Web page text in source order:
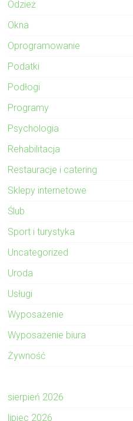
Odzież
Okna
Oprogramowanie
Podatki
Podłogi
Programy
Psychologia
Rehabilitacja
Restauracje i catering
Sklepy internetowe
Ślub
Sport i turystyka
Uncategorized
Uroda
Usługi
Wyposażenie
Wyposażenie biura
Żywność
sierpień 2026
lipiec 2026